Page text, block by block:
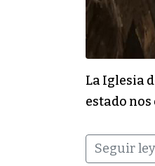
La Iglesia
estado
Seguir